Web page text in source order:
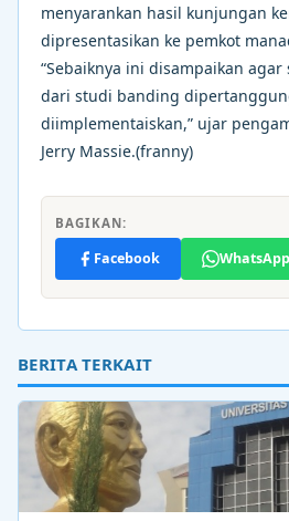
menyarankan hasil kunjungan
dipresentasikan ke pemkot
“Sebaiknya ini disampaikan
dari studi banding
diimplementaiskan,” ujar
Jerry Massie.(franny)
BAGIKAN:
Facebook WhatsApp
BERITA TERKAIT